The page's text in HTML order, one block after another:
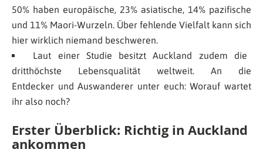
50% haben europäische, 23% asiatische, 14% pazifische
und 11% Maori-Wurzeln. Über fehlende Vielfalt kann sich
hier wirklich niemand beschweren.
Laut einer Studie besitzt Auckland zudem die
dritthöchste Lebensqualität weltweit. An die
Entdecker und Auswanderer unter euch: Worauf wartet
ihr also noch?
Erster Überblick: Richtig in Auckland
ankommen